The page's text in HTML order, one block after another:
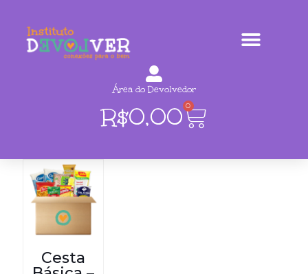
Área do Devolvedor
R$0,00 0
Cesta